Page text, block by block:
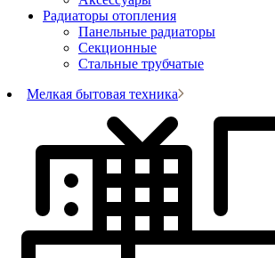
Радиаторы отопления
Панельные радиаторы
Секционные
Стальные трубчатые
Мелкая бытовая техника